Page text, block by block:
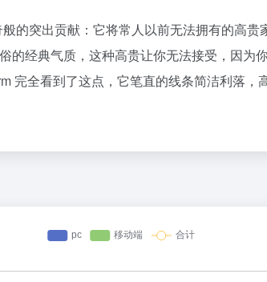
的突出贡献：它将常人以前无法拥有的高
经典气质，这种高贵让你无法接受，因为
完全看到了这点，它笔直的线条简洁利落